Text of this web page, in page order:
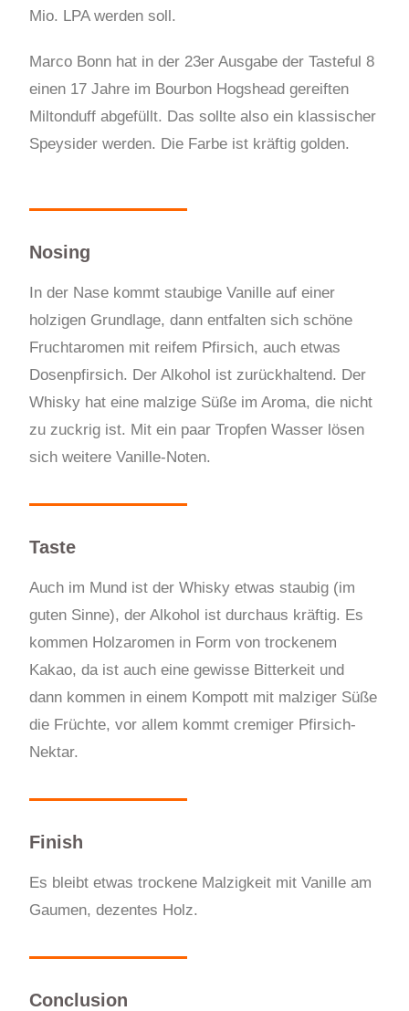
Mio. LPA werden soll.
Marco Bonn hat in der 23er Ausgabe der Tasteful 8
einen 17 Jahre im Bourbon Hogshead gereiften
Miltonduff abgefüllt. Das sollte also ein klassischer
Speysider werden. Die Farbe ist kräftig golden.
Nosing
In der Nase kommt staubige Vanille auf einer
holzigen Grundlage, dann entfalten sich schöne
Fruchtaromen mit reifem Pfirsich, auch etwas
Dosenpfirsich. Der Alkohol ist zurückhaltend. Der
Whisky hat eine malzige Süße im Aroma, die nicht
zu zuckrig ist. Mit ein paar Tropfen Wasser lösen
sich weitere Vanille-Noten.
Taste
Auch im Mund ist der Whisky etwas staubig (im
guten Sinne), der Alkohol ist durchaus kräftig. Es
kommen Holzaromen in Form von trockenem
Kakao, da ist auch eine gewisse Bitterkeit und
dann kommen in einem Kompott mit malziger Süße
die Früchte, vor allem kommt cremiger Pfirsich-
Nektar.
Finish
Es bleibt etwas trockene Malzigkeit mit Vanille am
Gaumen, dezentes Holz.
Conclusion